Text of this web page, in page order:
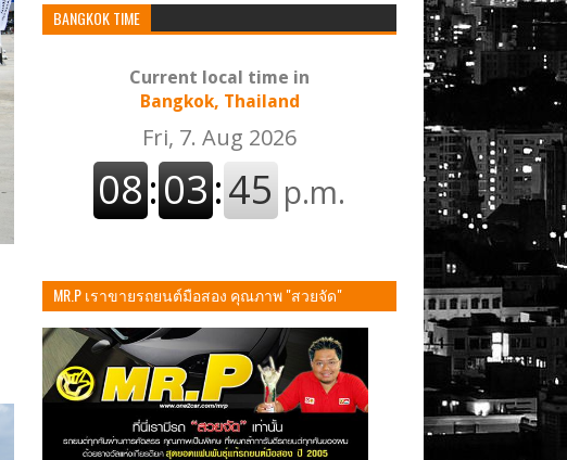
BANGKOK TIME
Current local time in
Bangkok, Thailand
MR.P เราขายรถยนต์มือสอง คุณภาพ "สวยจัด"